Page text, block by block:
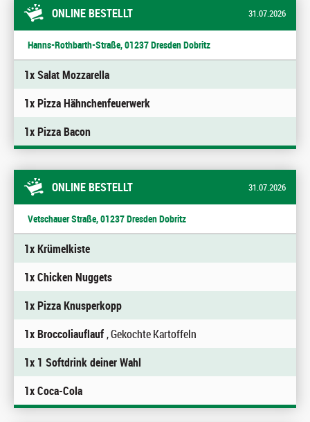
ONLINE BESTELLT 31.07.2026
Hanns-Rothbarth-Straße, 01237 Dresden Dobritz
1x Salat Mozzarella
1x Pizza Hähnchenfeuerwerk
1x Pizza Bacon
ONLINE BESTELLT 31.07.2026
Vetschauer Straße, 01237 Dresden Dobritz
1x Krümelkiste
1x Chicken Nuggets
1x Pizza Knusperkopp
1x Broccoliauflauf, Gekochte Kartoffeln
1x 1 Softdrink deiner Wahl
1x Coca-Cola